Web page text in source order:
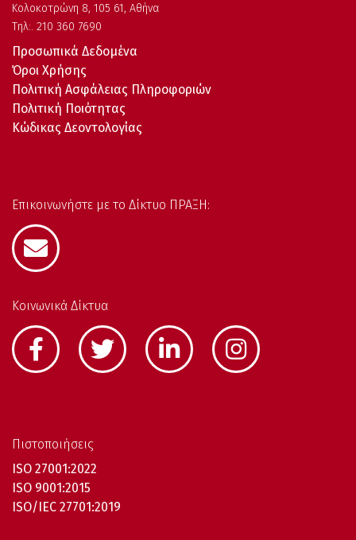
Kολοκοτρώνη 8, 105 61, Αθήνα
Τηλ:. 210 360 7690
Προσωπικά Δεδομένα
Όροι Χρήσης
Πολιτική Ασφάλειας Πληροφοριών
Πολιτική Ποιότητας
Κώδικας Δεοντολογίας
Επικοινωνήστε με το Δίκτυο ΠΡΑΞΗ:
Κοινωνικά Δίκτυα
Πιστοποιήσεις
ISO 27001:2022
ISO 9001:2015
ISO/IEC 27701:2019